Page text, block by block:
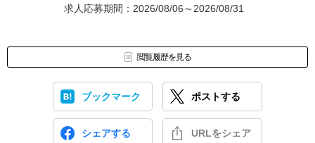
＜持ち物＞履歴書・筆記用具
合否は面接から1週間以内にご連絡いたします。
※こちらは紹介先での勤務となり、雇用形態はパート・アルバイト
（広告No MVT2608_0090272）
求人応募期間：2026/08/06～2026/08/31
閲覧履歴を見る
ブックマーク ポストする
シェアする URLをシェア